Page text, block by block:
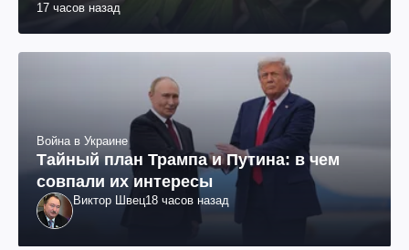
17 часов назад
Война в Украине
Тайный план Трампа и Путина: в чем
совпали их интересы
Виктор Швец18 часов назад